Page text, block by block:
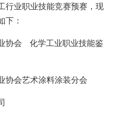
行业职业技能竞赛预赛，现
下：
协会 化学工业职业技能鉴
协会艺术涂料涂装分会